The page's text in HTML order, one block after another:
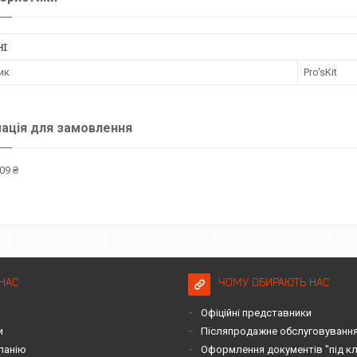
Pro'sKit
для замовлення
₴
ЧОМУ ОБИРАЮТЬ НАС
Офіційні представники
Післяпродажне обслуговування
Оформлення документів "під